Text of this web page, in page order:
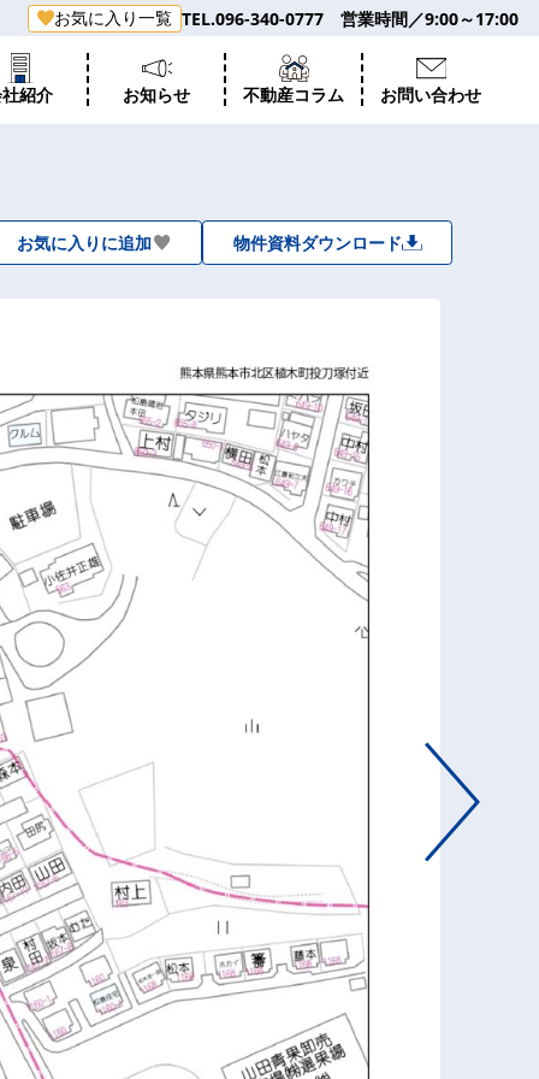
お気に入り一覧 TEL.096-340-0777 営業時間／9:00～17:00
紹介 お知らせ 不動産コラム お問い合わせ
お気に入りに追加 物件資料ダウンロード